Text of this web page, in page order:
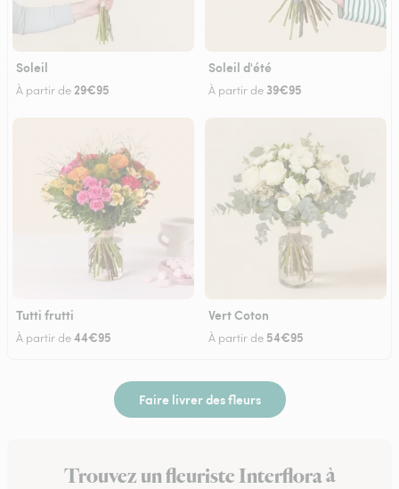
Soleil
À partir de 29€95
Soleil d'été
À partir de 39€95
Tutti frutti
À partir de44€95
Vert Coton
À partir de 54€95
Faire livrer des fleurs
Trouvez un fleuriste Interflora à